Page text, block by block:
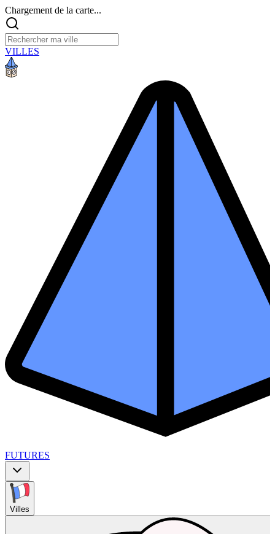
Chargement de la carte...
VILLES
FUTURES
Villes